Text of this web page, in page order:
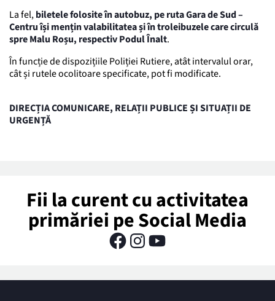
La fel,biletele folosite în autobuz, pe ruta Gara de Sud –
Centru își mențin valabilitatea și în troleibuzele care circulă
spre Malu Roșu, respectiv Podul Înalt.
În funcție de dispozițiile Poliției Rutiere, atât intervalul orar,
cât și rutele ocolitoare specificate, pot fi modificate.
DIRECȚIA COMUNICARE, RELAȚII PUBLICE ȘI SITUAȚII DE
URGENȚĂ
Fii la curent cu activitatea
primăriei pe Social Media